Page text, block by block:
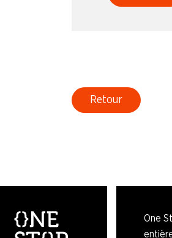
Retour
One